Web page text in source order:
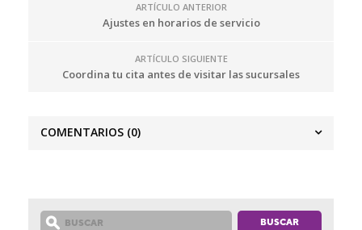
ARTÍCULO ANTERIOR
Ajustes en horarios de servicio
ARTÍCULO SIGUIENTE
Coordina tu cita antes de visitar las sucursales
COMENTARIOS (0)